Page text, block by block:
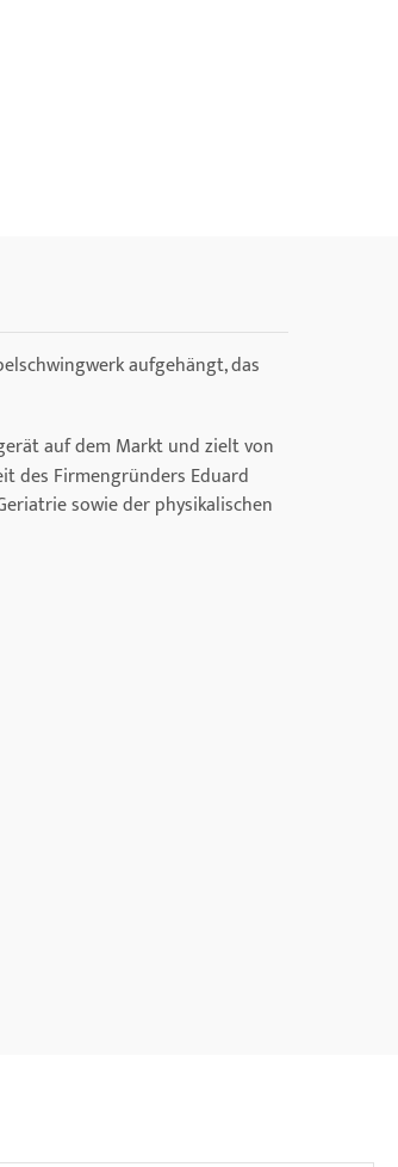
aufgehängt, das
auf dem Markt und zielt von
des Firmengründers Eduard
sowie der physikalischen